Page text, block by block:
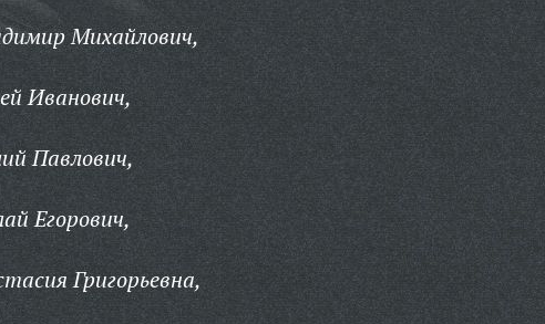
Михайлович,
Иванович,
Павлович,
Егорович,
Григорьевна,